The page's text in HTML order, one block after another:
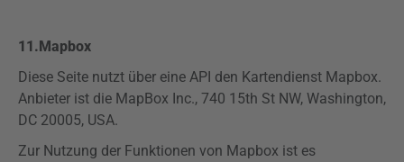
11.Mapbox
Diese Seite nutzt über eine API den Kartendienst Mapbox.
Anbieter ist die MapBox Inc., 740 15th St NW, Washington,
DC 20005, USA.
Zur Nutzung der Funktionen von Mapbox ist es